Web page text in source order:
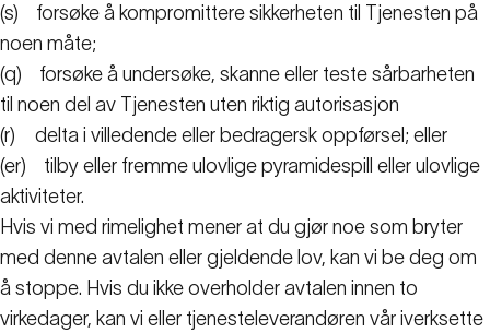
(s)
forsøke å kompromittere sikkerheten til Tjenesten på
noen måte;
(q)
forsøke å undersøke, skanne eller teste sårbarheten
til noen del av Tjenesten uten riktig autorisasjon
(r)
delta i villedende eller bedragersk oppførsel; eller
(er)
tilby eller fremme ulovlige pyramidespill eller ulovlige
aktiviteter.
Hvis vi med rimelighet mener at du gjør noe som bryter
med denne avtalen eller gjeldende lov, kan vi be deg om
å stoppe. Hvis du ikke overholder avtalen innen to
virkedager, kan vi eller tjenesteleverandøren vår iverksette